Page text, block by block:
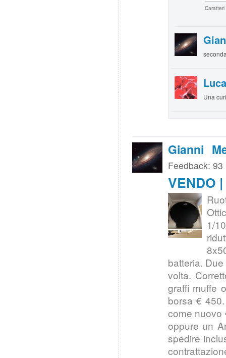
Una
Gianni
Feedback: 93
VENDO
1/
batteria.
volta.
graffi muffe
borsa €
come nuovo
oppure un
spedire